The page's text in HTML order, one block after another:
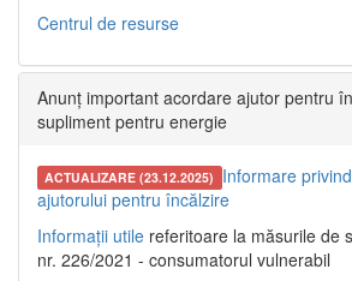
Centrul de resurse
Anunț important acordare ajutor pentru
supliment pentru energie
ACTUALIZARE (23.12.2025) Informare
ajutorului pentru încălzire
Informații utile referitoare la măsurile de
nr. 226/2021 - consumatorul vulnerabil